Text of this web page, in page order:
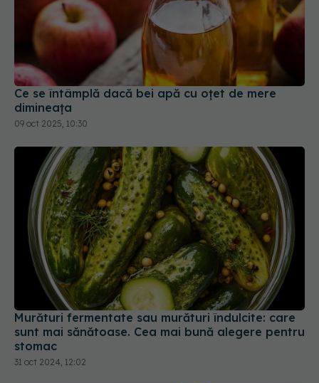
Ce se întâmplă dacă bei apă cu oțet de mere
dimineața
09 oct 2025, 10:30
Murături fermentate sau murături îndulcite: care
sunt mai sănătoase. Cea mai bună alegere pentru
stomac
31 oct 2024, 12:02